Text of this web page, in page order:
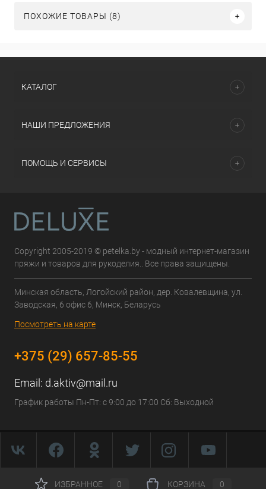
ПОХОЖИЕ ТОВАРЫ (8)
КАТАЛОГ
НАШИ ПРЕДЛОЖЕНИЯ
ПОМОЩЬ И СЕРВИСЫ
Copyright 2005-2019 © petelka.by - модный интернет-магазин
пряжи и товаров для рукоделия.. Все права защищены.
Минская область, Логойский район, дер. Ковалевщина, ул.
Заводская, 6 офис 6, Минск, Беларусь
Посмотреть на карте
+375 (29) 657-85-55
Email: d.aktiv@mail.ru
График работы Пн-Пт: с 9:00 до 17:00 Сб: Выходной
ИЗБРАННОЕ 0 КОРЗИНА 0